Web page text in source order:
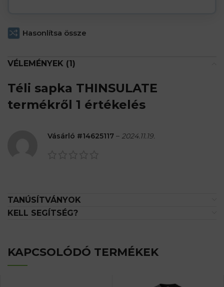
Hasonlítsa össze
VÉLEMÉNYEK (1)
Téli sapka THINSULATE
termékről 1 értékelés
Vásárló #14625117 – 2024.11.19.
TANÚSÍTVÁNYOK
KELL SEGÍTSÉG?
KAPCSOLÓDÓ TERMÉKEK